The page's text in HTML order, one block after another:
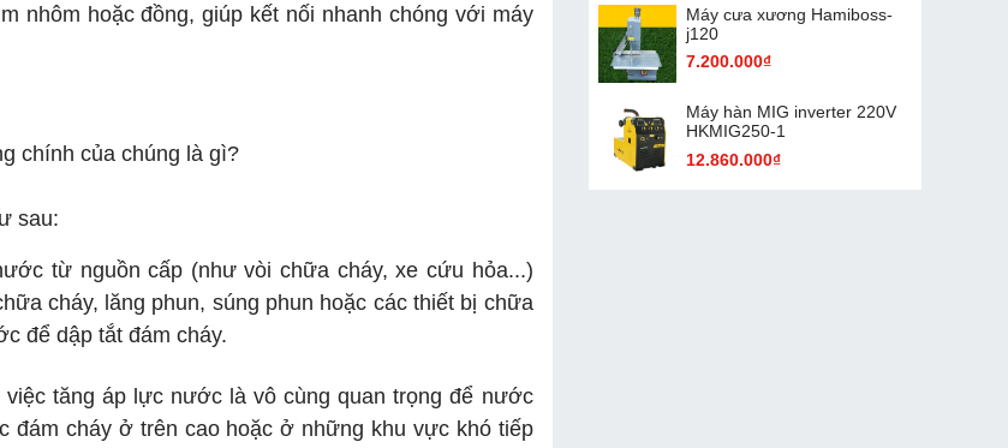
nhôm hoặc đồng, giúp kết nối nhanh chóng với máy
chính của chúng là gì?
sau:
từ nguồn cấp (như vòi chữa cháy, xe cứu hỏa...)
cháy, lăng phun, súng phun hoặc các thiết bị chữa
để dập tắt đám cháy.
tăng áp lực nước là vô cùng quan trọng để nước
đám cháy ở trên cao hoặc ở những khu vực khó tiếp
Máy cưa xương Hamiboss-
j120
7.200.000₫
Máy hàn MIG inverter 220V
HKMIG250-1
12.860.000₫